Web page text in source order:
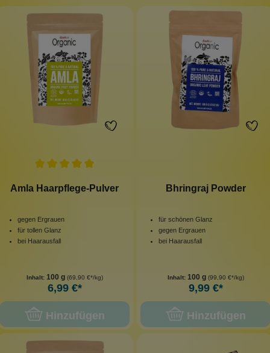
Amla Haarpflege-Pulver
gegen Ergrauen
für tollen Glanz
bei Haarausfall
Inhalt: 100 g (69,90 €*/kg)
6,99 €*
Hinzufügen
Bhringraj Powder
für schönen Glanz
gegen Ergrauen
bei Haarausfall
Inhalt: 100 g (99,90 €*/kg)
9,99 €*
Hinzufügen